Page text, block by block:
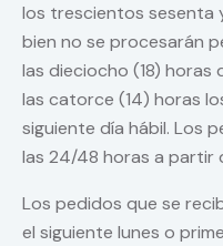
los trescientos sesenta
bien no se procesarán
las dieciocho (18) horas
las catorce (14) horas
siguiente día hábil. Los
las 24/48 horas a partir
Los pedidos que se
el siguiente lunes o